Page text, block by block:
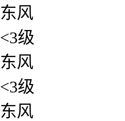
东风
<3级
东风
<3级
东风